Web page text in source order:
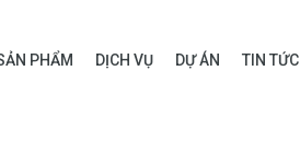
PHẨM DỊCH VỤ DỰ ÁN TIN TỨC